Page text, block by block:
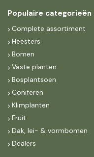
Populaire categorieën
Complete assortiment
Heesters
Bomen
Vaste planten
Bosplantsoen
Coniferen
Klimplanten
Fruit
Dak, lei- & vormbomen
Dealers